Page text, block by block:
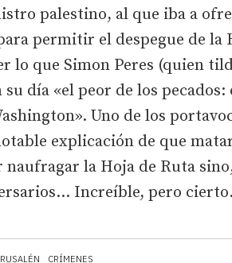
CRÍMENES
palestino, al que iba a
permitir el despegue de la
lo que Simon Peres (quien
día «el peor de los
Uno de los
explicación de que
naufragar la Hoja de Ruta
Increíble, pero cierto.